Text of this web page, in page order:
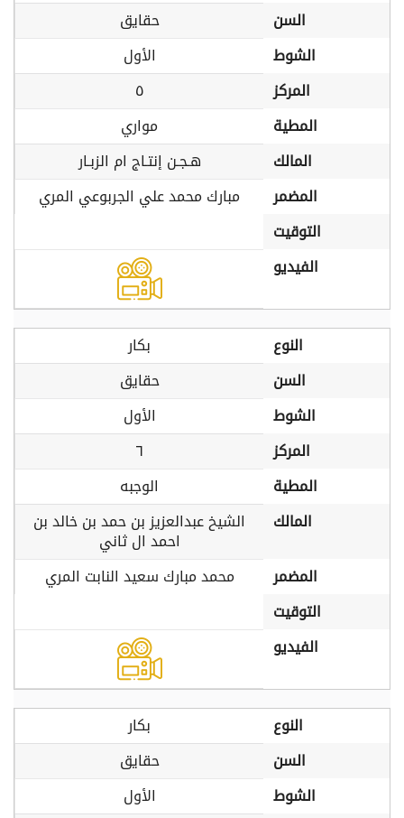
السن
حقايق
الشوط
الأول
المركز
٥
المطية
مواري
المالك
هـجـن إنتـاج ام الزبـار
المضمر
مبارك محمد علي الجربوعي المري
التوقيت
الفيديو
النوع
بكار
السن
حقايق
الشوط
الأول
المركز
٦
المطية
الوجبه
المالك
الشيخ عبدالعزيز بن حمد بن خالد بن
احمد ال ثاني
المضمر
محمد مبارك سعيد النابت المري
التوقيت
الفيديو
النوع
بكار
السن
حقايق
الشوط
الأول